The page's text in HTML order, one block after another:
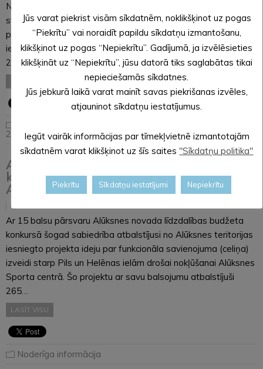
No 30. jūlija līdz 2. augustam ar plašu norišu klāstu Alūksne
svinēs pilsētas svētkus “Ielogojies Alūksnē!”. Svētku
pasākumu laikā transportlīdzekļu kustībai būs slēgti vairāki
ielu posmi. No 30. jūlija pulksten 18.00 līdz 31. jūlija pulksten
2.00 aizliegta transportlīdzekļu kustība:…
2026,Noderīga informācija
Alūksnes novada līdzdalības budžeta
konkursā sīvā cīņā uzvarējis projekts
Alūksnē
Ar 15 balsu pārsvaru Alūksnes novada līdzdalības budžeta
konkursā šogad sabiedrība atbalstījusi no Alūksnes teritorijas
iesniegto projekta ideju par funkcionāla savienojuma (celiņa)
izveidi starp Pils un Helēnas ielām drošai nokļūšanai Alūksnes
Sporta centrā. Šo projektu ar savu balsojumu atbalstījuši
265…
LASĪT VISU
Noderīga informācija
Jūs varat piekrist visām sīkdatnēm, noklikšķinot uz pogas
“Piekrītu” vai noraidīt papildu sīkdatņu izmantošanu,
klikšķinot uz pogas “Nepiekrītu”. Gadījumā, ja izvēlēsieties
klikšķināt uz “Nepiekrītu”, jūsu datorā tiks saglabātas tikai
nepieciešamās sīkdatnes.
Jūs jebkurā laikā varat mainīt savas piekrišanas izvēles,
atjauninot sīkdatņu iestatījumus.
Iegūt vairāk informācijas par tīmekļvietnē izmantotajām
sīkdatnēm varat klikšķinot uz šīs saites "Sīkdatņu politika"
Piekrītu Sīkdatņu iestatījumi Nepiekrītu